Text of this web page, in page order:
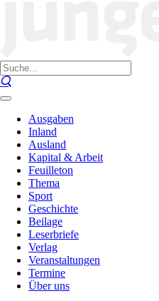
Ausgaben
Inland
Ausland
Kapital & Arbeit
Feuilleton
Thema
Sport
Geschichte
Beilage
Leserbriefe
Verlag
Veranstaltungen
Termine
Über uns